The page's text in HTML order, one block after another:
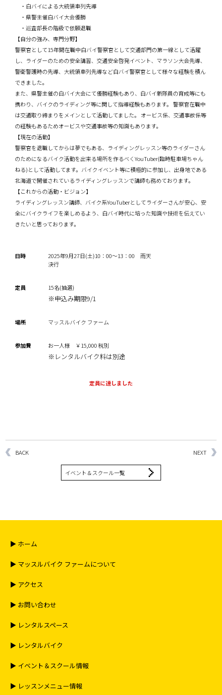
・白バイによる大統領車列先導
・県警主催白バイ大会優勝
・巡査部長の階級で依願退職
【自分の強み、専門分野】
警察官として15年間在職中白バイ警察官として交通部門の第一線として活躍
し、ライダーのための安全講習、交通安全啓発イベント、マラソン大会先導、
警衛警護時の先導、大統領車列先導など白バイ警察官として様々な経験を積ん
できました。
また、県警主催の白バイ大会にて優勝経験もあり、白バイ新隊員の育成等にも
携わり、バイクのライディング等に関して指導経験もあります。 警察官在職中
は交通取り締まりをメインとして活動してました。 オービス係、交通事故係等
の経験もあるためオービスや交通事故等の知識もあります。
【現在の活動】
警察官を退職してからは夢でもある、ライディングレッスン等のライダーさん
のためになるバイク活動を出来る場所を作るべくYouTuber(臨時駐車場ちゃん
ねる)として活動してます。バイクイベント等に積極的に参加し、出身地である
北海道で開催されているライディングレッスンで講師も務めております。
【これからの活動・ビジョン】
ライディングレッスン講師、バイク系YouTuberとしてライダーさんが安心、安
全にバイクライフを楽しめるよう、白バイ時代に培った知識や技術を伝えてい
きたいと思っております。
日時
2025年9月27日(土)10：00～13：00 雨天
決行
定員 15名(抽選)
※申込み期限9/1
場所 マッスルバイク ファーム
参加費 お一人様 ￥15,000 税別
※レンタルバイク料は別途
定員に達しました
BACK NEXT
イベント＆スクール一覧
▶︎ ホーム
▶︎ マッスルバイク ファームについて
▶︎ アクセス
▶︎ お問い合わせ
▶︎ レンタルスペース
▶︎ レンタルバイク
▶︎ イベント＆スクール情報
▶︎ レッスンメニュー情報